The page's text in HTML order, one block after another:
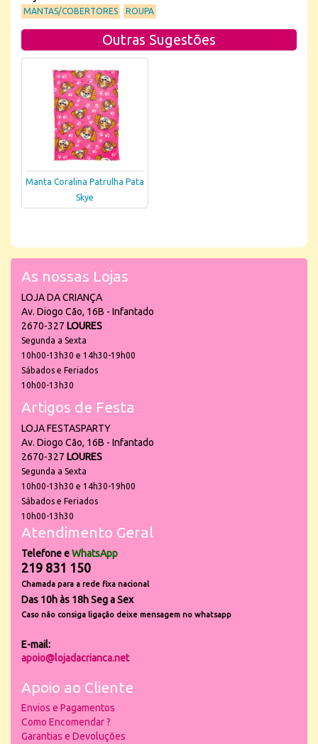
MANTAS/COBERTORES ROUPA
Outras Sugestões
Manta Coralina Patrulha Pata
Skye
As nossas Lojas
LOJA DA CRIANÇA
Av. Diogo Cão, 16B - Infantado
2670-327 LOURES
Segunda a Sexta
10h00-13h30 e 14h30-19h00
Sábados e Feriados
10h00-13h30
Artigos de Festa
LOJA FESTASPARTY
Av. Diogo Cão, 16B - Infantado
2670-327 LOURES
Segunda a Sexta
10h00-13h30 e 14h30-19h00
Sábados e Feriados
10h00-13h30
Atendimento Geral
Telefone eWhatsApp
219 831 150
Chamada para a rede fixa nacional
Das 10h às 18h Seg a Sex
Caso não consiga ligação deixe mensagem no whatsapp
E-mail:
apoio@lojadacrianca.net
Apoio ao Cliente
Envios e Pagamentos
Como Encomendar ?
Garantias e Devoluções